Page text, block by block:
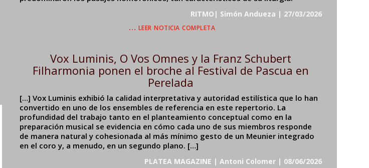
RITMO| Simón Andueza | 27/03/2026
… leer noticia completa
Vox Luminis, O Vos Omnes y la Franz Schubert
Filharmonia ponen el broche al Festival de Pascua en
Perelada
[…] Vox Luminis exhibió la calidad interpretativa y autoridad estilística que lo han
convertido en uno de los ensembles de referencia en este repertorio. La
profundidad del trabajo tanto en el planteamiento conceptual como en la
preparación musical se evidencia en cómo cada uno de sus miembros responde
de manera natural y cohesionada al más mínimo gesto de un Meunier integrado
en el coro y, a menudo, en un segundo plano. […]
PLATEA MAGAZINE | Antoni Colomer | 08/06/2026